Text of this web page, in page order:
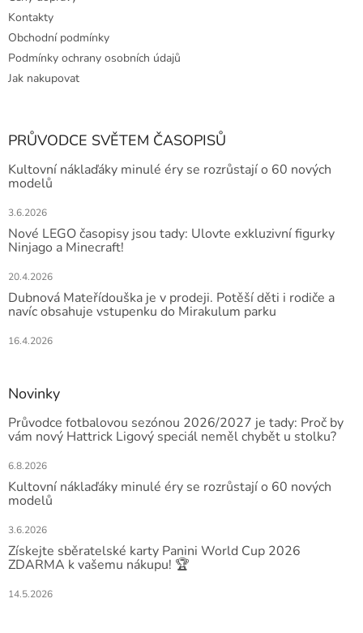
Kontakty
Obchodní podmínky
Podmínky ochrany osobních údajů
Jak nakupovat
PRŮVODCE SVĚTEM ČASOPISŮ
Kultovní náklaďáky minulé éry se rozrůstají o 60 nových
modelů
3.6.2026
Nové LEGO časopisy jsou tady: Ulovte exkluzivní figurky
Ninjago a Minecraft!
20.4.2026
Dubnová Mateřídouška je v prodeji. Potěší děti i rodiče a
navíc obsahuje vstupenku do Mirakulum parku
16.4.2026
Novinky
Průvodce fotbalovou sezónou 2026/2027 je tady: Proč by
vám nový Hattrick Ligový speciál neměl chybět u stolku?
6.8.2026
Kultovní náklaďáky minulé éry se rozrůstají o 60 nových
modelů
3.6.2026
Získejte sběratelské karty Panini World Cup 2026
ZDARMA k vašemu nákupu! 🏆
14.5.2026